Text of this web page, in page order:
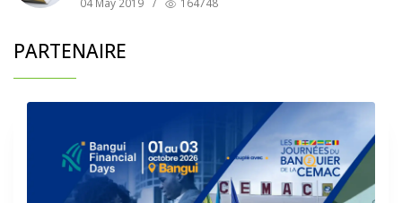
04 May 2019 / 164748
PARTENAIRE